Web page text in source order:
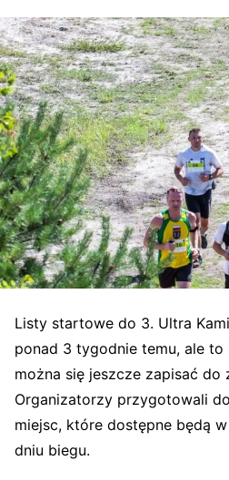
Listy startowe do 3. Ultra
ponad 3 tygodnie temu, ale to
można się jeszcze zapisać do
Organizatorzy przygotowali
miejsc, które dostępne będą
dniu biegu.